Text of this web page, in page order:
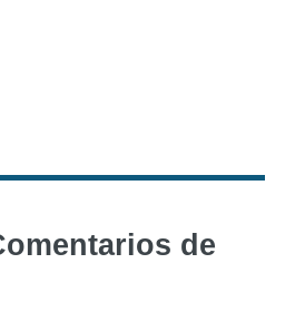
de